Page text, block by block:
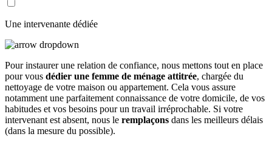
Une intervenante dédiée
Pour instaurer une relation de confiance, nous mettons tout en place
pour vous dédier une femme de ménage attitrée, chargée du
nettoyage de votre maison ou appartement. Cela vous assure
notamment une parfaitement connaissance de votre domicile, de vos
habitudes et vos besoins pour un travail irréprochable. Si votre
intervenant est absent, nous le remplaçons dans les meilleurs délais
(dans la mesure du possible).